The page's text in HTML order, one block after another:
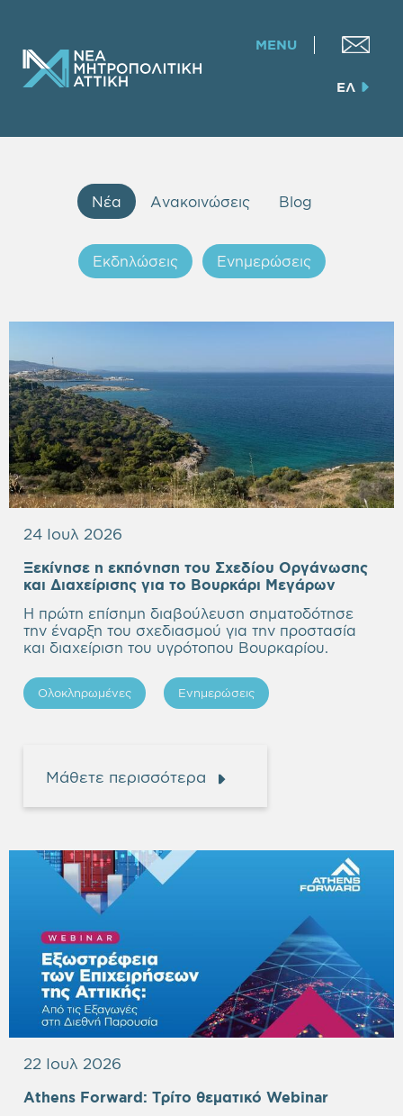
MENU
ΕΛ
Νέα Ανακοινώσεις Blog
Εκδηλώσεις Ενημερώσεις
24 Ιουλ 2026
Ξεκίνησε η εκπόνηση του Σχεδίου Οργάνωσης
και Διαχείρισης για το Βουρκάρι Μεγάρων
Η πρώτη επίσημη διαβούλευση σηματοδότησε
την έναρξη του σχεδιασμού για την προστασία
και διαχείριση του υγρότοπου Βουρκαρίου.
Ολοκληρωμένες Ενημερώσεις
Μάθετε περισσότερα
22 Ιουλ 2026
Athens Forward: Τρίτο θεματικό Webinar